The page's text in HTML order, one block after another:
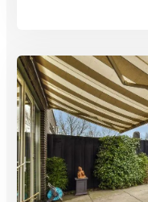
bleiben.